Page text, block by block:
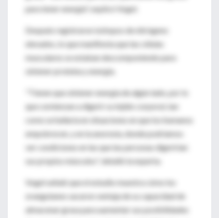
para tener energía", explicó Vogel.
Después registraron isótopos de nitrógeno
elevados, lo que manifiesta que las células
musculares se estaban descomponiendo para
obtener proteína y energía.
"Tienen que obtener energía de algún lado, por lo
que comienzan a digerir su tejido corporal, tan
como se hallaría en situaciones en que los humanos
empobrecen, y en la anorexia, donde podríamos
ver condiciones en las que las personas digerirían
sus propios músculos", detalló la experta.
Vogel señaló que el estudio muestra cómo los
orangutanes sacaron ventaja de su capacidad de
almacenar grasa para aumentar sus posibilidades